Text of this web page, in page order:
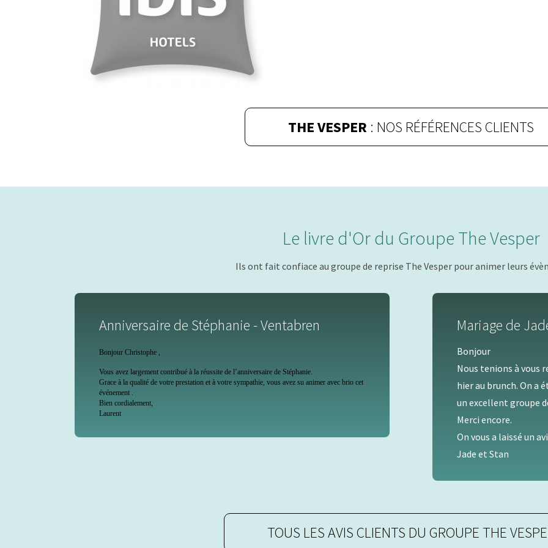
THE VESPER : NOS RÉFÉRENCES CLIENTS
Le livre d'Or du Groupe The Vesper
Ils ont fait confiace au groupe de reprise The Vesper pour animer leurs
Anniversaire de Stéphanie - Ventabren
Bonjour Christophe ,
Vous avez largement contribué à la réussite de l’anniversaire de Stéphanie.
Grace à la qualité de votre prestation et à votre sympathie, vous avez su animer avec brio cet
événement .
Bien cordialement,
Laurent
Mariage de
Bonjour
Nous tenions à vous
hier au brunch. On a
un excellent groupe
Merci encore.
On vous a laissé un
Jade et Stan
TOUS LES AVIS CLIENTS DU GROUPE THE